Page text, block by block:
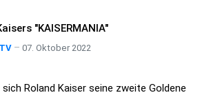
"KAISERMANIA"
07. Oktober 2022
Roland Kaiser seine zweite Goldene